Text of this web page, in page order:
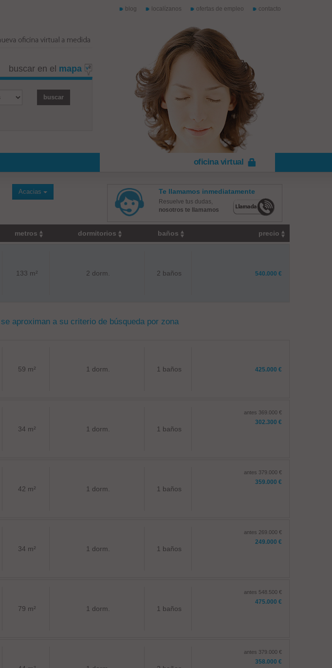
blog localízanos ofertas de empleo contacto
buscar en el mapa
oficina virtual
Acacias Te llamamos inmediatamente
Resuelve tus dudas,
nosotros te llamamos
metros dormitorios baños precio
133 m² 2 dorm. 2 baños 540.000 €
aproximan a su criterio de búsqueda por zona
59 m² 1 dorm. 1 baños 425.000 €
34 m² 1 dorm. 1 baños
antes 369.000 €
302.300 €
42 m² 1 dorm. 1 baños
antes 379.000 €
359.000 €
34 m² 1 dorm. 1 baños
antes 269.000 €
249.000 €
79 m² 1 dorm. 1 baños
antes 548.500 €
475.000 €
antes 379.000 €
358.000 €